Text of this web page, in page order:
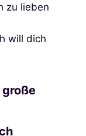
zu lieben
will dich